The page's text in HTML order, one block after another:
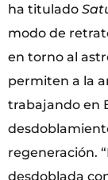
ha titulado
modo de
en torno al
permiten a la
trabajando en
regeneración.
desdoblada